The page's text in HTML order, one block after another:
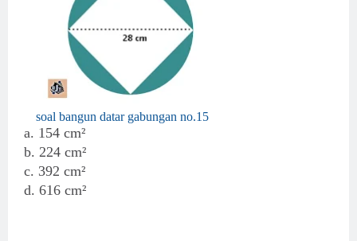
soal bangun datar gabungan no.15
a. 154 cm²
b. 224 cm²
c. 392 cm²
d. 616 cm²